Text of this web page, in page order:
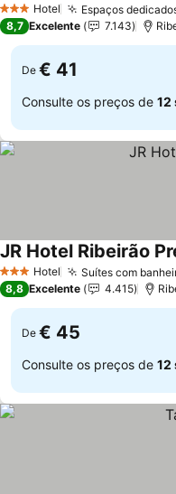
3 EstrelasHotel Espaços
8,7 Excelente 7.143
De € 41
Consulte os preços de 12
3 EstrelasHotel Suítes com
JR Hotel Ribeirão
8,8 Excelente 4.415
De € 45
Consulte os preços de 12